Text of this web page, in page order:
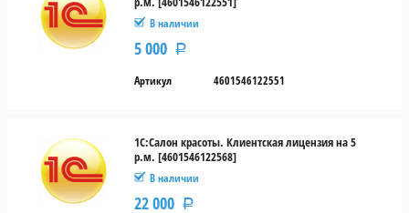
В наличии
5 000 Р
Артикул 4601546122551
1С:Салон красоты. Клиентская лицензия на 5
р.м. [4601546122568]
В наличии
22 000 Р